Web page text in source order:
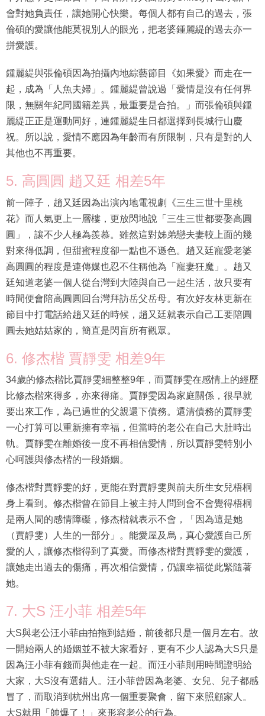
會對她負責任，讓她開心快樂。每個人都有自己的過去，張
倫碩的愛讓他能莫視別人的眼光，把老婆鍾麗緹的過去亦一
拼愛護。
鍾麗緹與張倫碩因為拍攝內地綜藝節目《如果愛》而走在一
起，成為「人魚夫婦」。鍾麗緹曾說過「愛情是沒有任何界
限，無關年紀同國籍差異，最重要是合拍。」而張倫碩與鍾
麗緹正正是運動同好，連鍾麗緹生日都選擇到長城行山慶
祝。所以說，愛情不應因為年齡而有所限制，只有是對的人
其他也不再重要。
5. 高圓圓 趙又廷 相差5年
前一陣子，趙又廷因為出演內地電視劇《三生三世十里桃
花》而人氣更上一層樓，更放閃地說「三生三世都要娶高圓
圓」，讓不少人極為羨慕。雖然這對姊弟戀夫妻較上面的幾
對來得低調，但甜蜜程度卻一點也不遜色。趙又廷寵愛老婆
高圓圓的程度是連傳媒也忍不住稱他為「寵妻狂魔」。趙又
廷知道老婆一個人從台灣到大陸與自己一起生活，故只要有
時間便會陪高圓圓回台灣拜訪岳父岳母。有次好友林更新在
節目中打電話給趙又廷的時候，趙又廷就表示自己工要陪圓
圓去她姑姑家的，簡直是閃盲所有觀眾。
6. 修杰楷 賈靜雯 相差9年
34歲的修杰楷比賈靜雯細整整9年，而賈靜雯在感情上的經歷
比修杰楷來得多，亦來得痛。賈靜雯因為家庭關係，很早就
要出來工作，為已過世的父親還下債務。還清債務的賈靜雯
一心打算可以重新擁有幸福，但當時的老公在自己大肚時出
軌。賈靜雯在離婚後一度不再相信愛情，所以賈靜雯特別小
心呵護與修杰楷的一段婚姻。
修杰楷對賈靜雯的好，更能在對賈靜雯與前夫所生女兒梧桐
身上看到。修杰楷曾在節目上被主持人問到會不會覺得梧桐
是兩人間的感情障礙，修杰楷就表示不會，「因為這是她
（賈靜雯）人生的一部分」。能愛屋及烏，真心愛護自己所
愛的人，讓修杰楷得到了真愛。而修杰楷對賈靜雯的愛護，
讓她走出過去的傷痛，再次相信愛情，仍讓幸福從此緊隨著
她。
7. 大S 汪小菲 相差5年
大S與老公汪小菲由拍拖到結婚，前後都只是一個月左右。故
一開始兩人的婚姻並不被大家看好，更有不少人認為大S只是
因為汪小菲有錢而與他走在一起。而汪小菲則用時間證明給
大家，大S沒有選錯人。汪小菲曾因為老婆、女兒、兒子都感
冒了，而取消到杭州出席一個重要聚會，留下來照顧家人。
大S就用「帥爆了！」來形容老公的行為。